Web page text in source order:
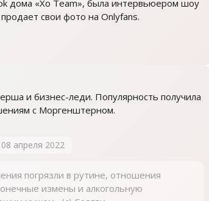
дома «Хо Team», была интервьюером шоу
свои фото на Onlyfans.
и бизнес-леди. Популярность получила
с Моргенштерном.
08 апреля 2022
погрязли в рутине, отношения
измены и алкогольную